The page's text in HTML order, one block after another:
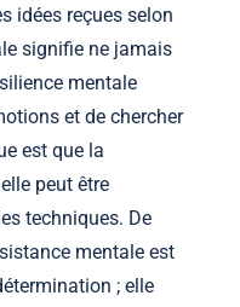
idées reçues selon
signifie ne jamais
mentale
et de chercher
est que la
peut être
techniques. De
mentale est
; elle